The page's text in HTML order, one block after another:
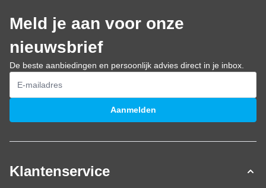
Meld je aan voor onze
nieuwsbrief
De beste aanbiedingen en persoonlijk advies direct in je inbox.
E-mailadres
Aanmelden
Klantenservice